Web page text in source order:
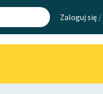
Zaloguj się /
Mapa Wolnych Lektur